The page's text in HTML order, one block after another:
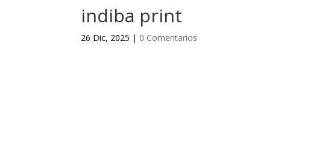
indiba print
26 Dic, 2025 | 0 Comentarios